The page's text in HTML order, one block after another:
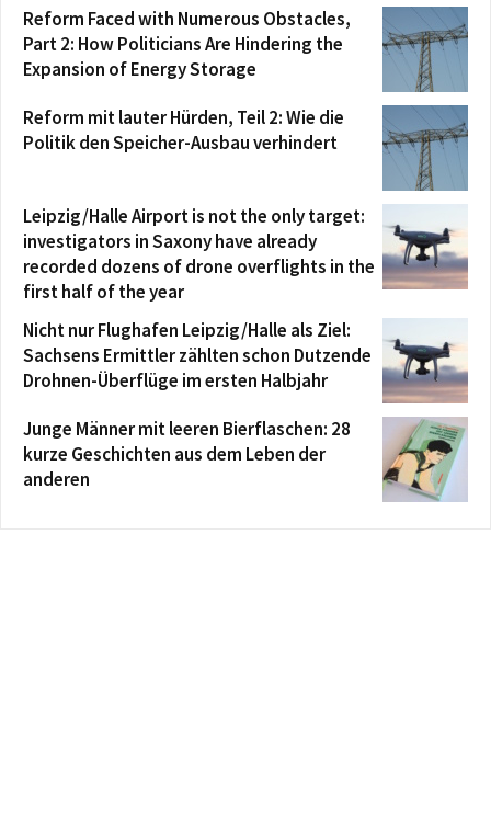
Reform Faced with Numerous Obstacles,
Part 2: How Politicians Are Hindering the
Expansion of Energy Storage
Reform mit lauter Hürden, Teil 2: Wie die
Politik den Speicher-Ausbau verhindert
Leipzig/Halle Airport is not the only target:
investigators in Saxony have already
recorded dozens of drone overflights in the
first half of the year
Nicht nur Flughafen Leipzig/Halle als Ziel:
Sachsens Ermittler zählten schon Dutzende
Drohnen-Überflüge im ersten Halbjahr
Junge Männer mit leeren Bierflaschen: 28
kurze Geschichten aus dem Leben der
anderen